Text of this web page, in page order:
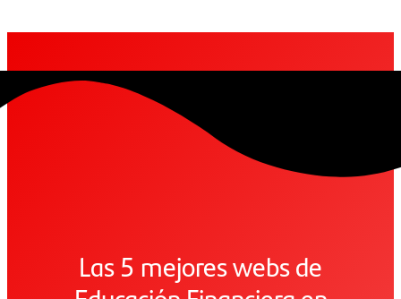
Las 5 mejores webs de